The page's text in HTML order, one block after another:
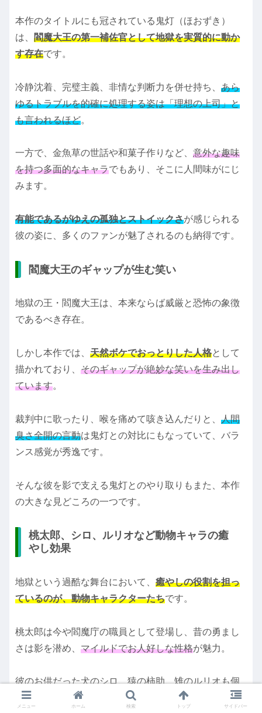
本作のタイトルにも冠されている鬼灯（ほおずき）
は、 閻魔大王の第一補佐官として地獄を実質的に動か
す存在です。
冷静沈着、完璧主義、非情な判断力を併せ持ち、 あら
ゆるトラブルを的確に処理する姿は「理想の上司」と
も言われるほど。
一方で、金魚草の世話や和菓子作りなど、 意外な趣味
を持つ多面的なキャラでもあり、そこに人間味がにじ
みます。
有能であるがゆえの孤独とストイックさが感じられる
彼の姿に、多くのファンが魅了されるのも納得です。
閻魔大王のギャップが生む笑い
地獄の王・閻魔大王は、本来ならば威厳と恐怖の象徴
であるべき存在。
しかし本作では、 天然ボケでおっとりした人格として
描かれており、 そのギャップが絶妙な笑いを生み出し
ています。
裁判中に歌ったり、喉を痛めて咳き込んだりと、 人間
臭さ全開の言動は鬼灯との対比にもなっていて、バラ
ンス感覚が秀逸です。
そんな彼を影で支える鬼灯とのやり取りもまた、本作
の大きな見どころの一つです。
桃太郎、シロ、ルリオなど動物キャラの癒
やし効果
地獄という過酷な舞台において、 癒やしの役割を担っ
ているのが、動物キャラクターたちです。
桃太郎は今や閻魔庁の職員として登場し、昔の勇まし
さは影を潜め、 マイルドでお人好しな性格が魅力。
彼のお供だった犬のシロ、猿の柿助、雉のルリオも個
性が強く、それぞれが地獄の日常に温もりを与えてい
メニュー ホーム 検索 トップ サイドバー